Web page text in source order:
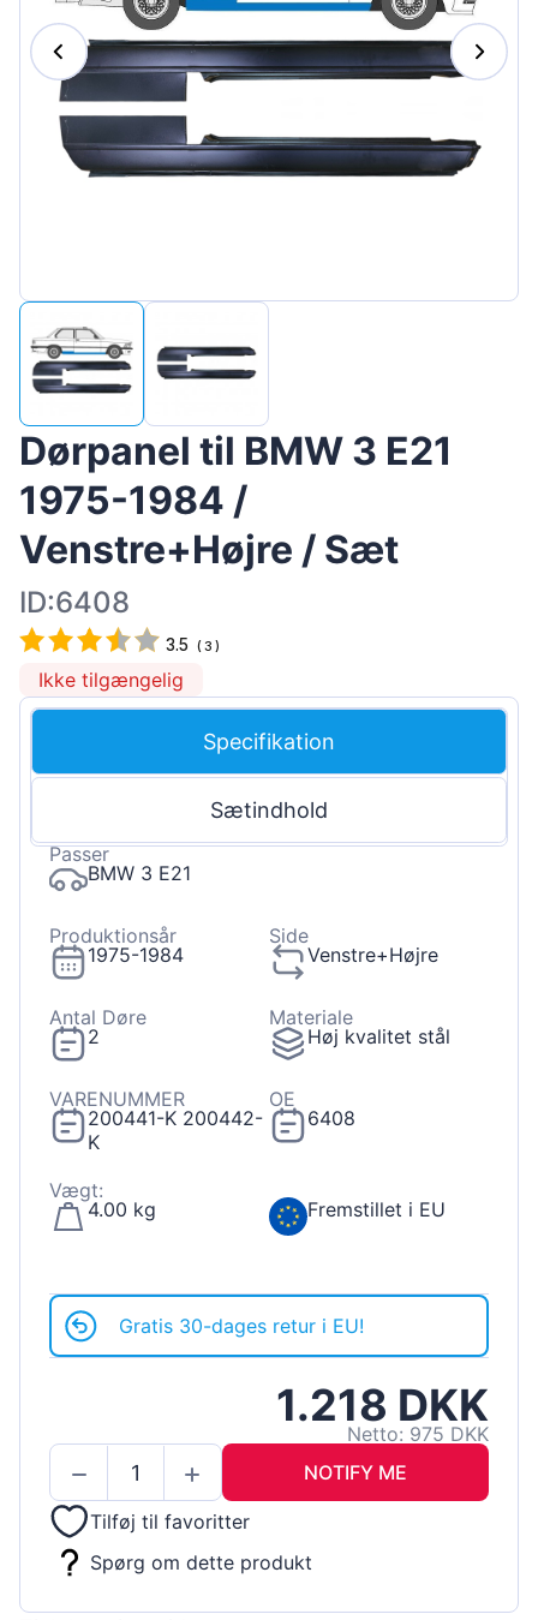
Magyar
Lietuvių
Hrvatski
Slovenian
Dørpanel til BMW 3 E21
1975-1984 /
Venstre+Højre / Sæt
ID:6408
3.5 (3 )
Ikke tilgængelig
Specifikation
Sætindhold
Passer
BMW 3 E21
Produktionsår
1975-1984
Side
Venstre+Højre
Antal Døre
2
Materiale
Høj kvalitet stål
VARENUMMER
200441-K 200442-
K
OE
6408
Vægt:
4.00 kg
Fremstillet i EU
Gratis 30-dages retur i EU!
1.218 DKK
Netto: 975 DKK
NOTIFY ME
Tilføj til favoritter
Spørg om dette produkt